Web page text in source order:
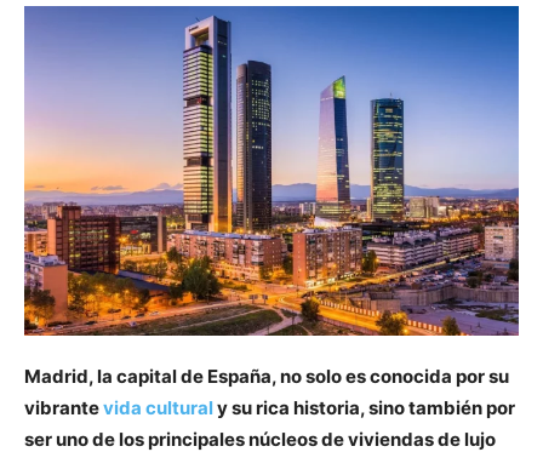
Madrid, la capital de España, no solo es conocida por su
vibrantevida culturaly su rica historia, sino también por
ser uno de los principales núcleos de viviendas de lujo